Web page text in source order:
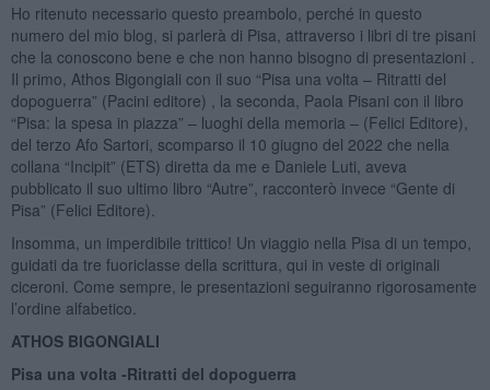
Ho ritenuto necessario questo preambolo, perché in questo
numero del mio blog, si parlerà di Pisa, attraverso i libri di tre pisani
che la conoscono bene e che non hanno bisogno di presentazioni .
Il primo, Athos Bigongiali con il suo “Pisa una volta – Ritratti del
dopoguerra” (Pacini editore) , la seconda, Paola Pisani con il libro
“Pisa: la spesa in piazza” – luoghi della memoria – (Felici Editore),
del terzo Afo Sartori, scomparso il 10 giugno del 2022 che nella
collana “Incipit” (ETS) diretta da me e Daniele Luti, aveva
pubblicato il suo ultimo libro “Autre”, racconterò invece “Gente di
Pisa” (Felici Editore).
Insomma, un imperdibile trittico! Un viaggio nella Pisa di un tempo,
guidati da tre fuoriclasse della scrittura, qui in veste di originali
ciceroni. Come sempre, le presentazioni seguiranno rigorosamente
l’ordine alfabetico.
ATHOS BIGONGIALI
Pisa una volta -Ritratti del dopoguerra